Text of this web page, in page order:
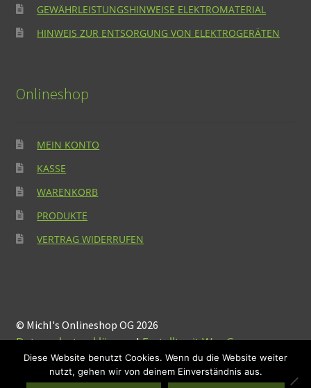
GEWÄHRLEISTUNGSHINWEISE ELEKTROMATERIAL
HINWEIS ZUR ENTSORGUNG VON ELEKTROGERÄTEN
Onlineshop
MEIN KONTO
KASSE
WARENKORB
PRODUKTE
VERTRAG WIDERRUFEN
© Michl's Onlineshop OG 2026
Datenschutzerklärung Erstellt mit WooCommerce.
Suchen
Suchen
Diese Website benutzt Cookies. Wenn du die Website weiter
nutzt, gehen wir von deinem Einverständnis aus.